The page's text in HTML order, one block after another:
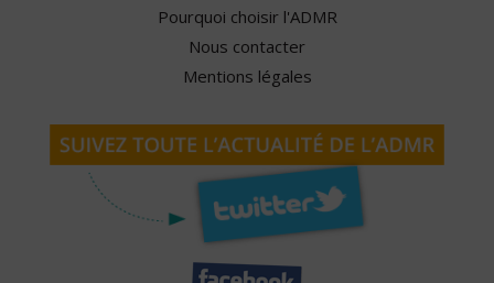
Pourquoi choisir l'ADMR
Nous contacter
Mentions légales